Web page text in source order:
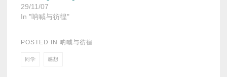
29/11/07
In "呐喊与彷徨"
POSTED IN 呐喊与彷徨
同学 感想